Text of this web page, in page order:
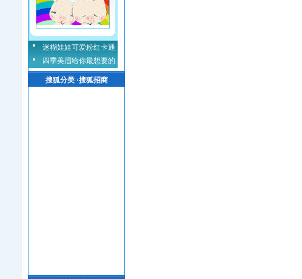
迷糊娃娃可爱粉红卡通
四季美眉给你最想要的
搜狐分类 ·搜狐招商